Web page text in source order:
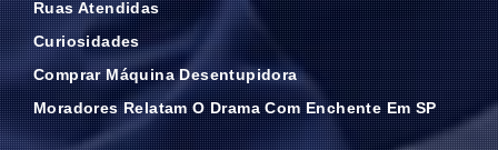
Ruas Atendidas
Curiosidades
Comprar Máquina Desentupidora
Moradores Relatam O Drama Com Enchente Em SP